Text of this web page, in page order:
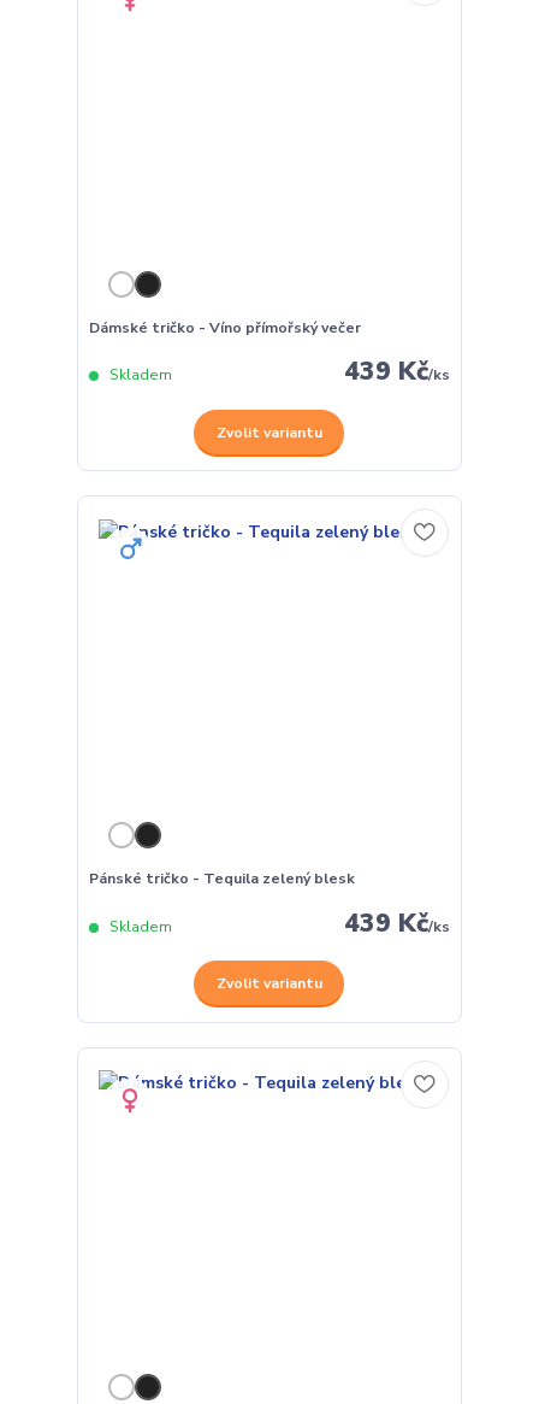
Dámské tričko - Víno přímořský večer
439 Kč/ks
Skladem
Zvolit variantu
Pánské tričko - Tequila zelený blesk
439 Kč/ks
Skladem
Zvolit variantu